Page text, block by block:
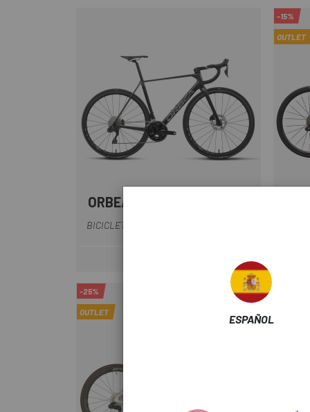
ORBEA
BICICLETA ORBEA ORCA M35I 2027
-15%
OUTLET
-25%
OUTLET
ESPAÑOL